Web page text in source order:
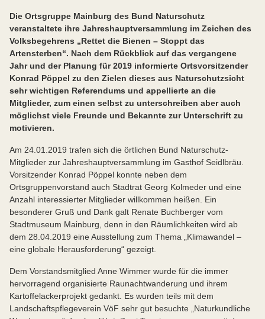
Die Ortsgruppe Mainburg des Bund Naturschutz
veranstaltete ihre Jahreshauptversammlung im Zeichen des
Volksbegehrens „Rettet die Bienen – Stoppt das
Artensterben“. Nach dem Rückblick auf das vergangene
Jahr und der Planung für 2019 informierte Ortsvorsitzender
Konrad Pöppel zu den Zielen dieses aus Naturschutzsicht
sehr wichtigen Referendums und appellierte an die
Mitglieder, zum einen selbst zu unterschreiben aber auch
möglichst viele Freunde und Bekannte zur Unterschrift zu
motivieren.
Am 24.01.2019 trafen sich die örtlichen Bund Naturschutz-
Mitglieder zur Jahreshauptversammlung im Gasthof Seidlbräu.
Vorsitzender Konrad Pöppel konnte neben dem
Ortsgruppenvorstand auch Stadtrat Georg Kolmeder und eine
Anzahl interessierter Mitglieder willkommen heißen. Ein
besonderer Gruß und Dank galt Renate Buchberger vom
Stadtmuseum Mainburg, denn in den Räumlichkeiten wird ab
dem 28.04.2019 eine Ausstellung zum Thema „Klimawandel –
eine globale Herausforderung“ gezeigt.
Dem Vorstandsmitglied Anne Wimmer wurde für die immer
hervorragend organisierte Raunachtwanderung und ihrem
Kartoffelackerprojekt gedankt. Es wurden teils mit dem
Landschaftspflegeverein VöF sehr gut besuchte „Naturkundliche